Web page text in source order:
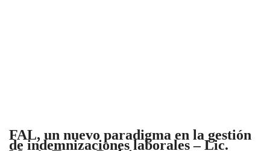
FAL, un nuevo paradigma en la gestión
de indemnizaciones laborales – Lic.